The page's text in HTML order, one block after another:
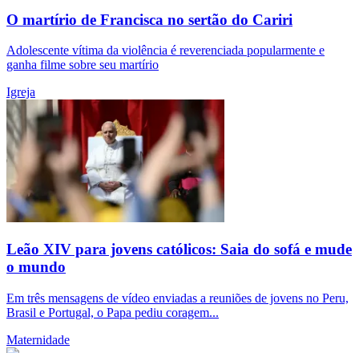
O martírio de Francisca no sertão do Cariri
Adolescente vítima da violência é reverenciada popularmente e
ganha filme sobre seu martírio
Igreja
Leão XIV para jovens católicos: Saia do sofá e mude
o mundo
Em três mensagens de vídeo enviadas a reuniões de jovens no Peru,
Brasil e Portugal, o Papa pediu coragem...
Maternidade